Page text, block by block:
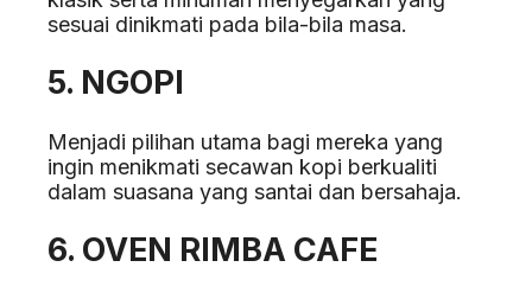
sesuai dinikmati pada bila-bila masa.
5. NGOPI
Menjadi pilihan utama bagi mereka yang
ingin menikmati secawan kopi berkualiti
dalam suasana yang santai dan bersahaja.
6. OVEN RIMBA CAFE